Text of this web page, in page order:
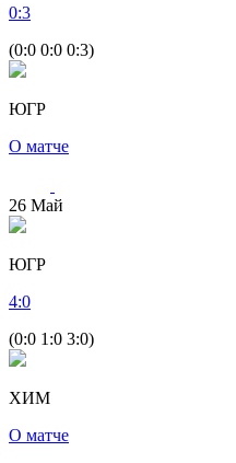
0:3
(0:0 0:0 0:3)
ЮГР
О матче
26 Май
ЮГР
4:0
(0:0 1:0 3:0)
ХИМ
О матче